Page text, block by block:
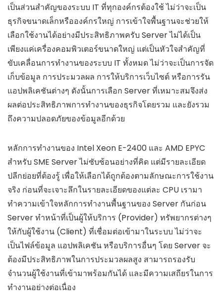
เป็นส่วนสำคัญของระบบ IT ที่ทุกองค์กรต้องใช้ ไม่ว่าจะเป็น
ธุรกิจขนาดเล็กหรือองค์กรใหญ่ การเข้าใจพื้นฐานจะช่วยให้
เลือกใช้งานได้อย่างมีประสิทธิภาพครับ Server ไม่ได้เป็น
เพียงแค่เครื่องคอมพิวเตอร์ขนาดใหญ่ แต่เป็นหัวใจสำคัญที่
ขับเคลื่อนการทำงานของระบบ IT ทั้งหมด ไม่ว่าจะเป็นการจัด
เก็บข้อมูล การประมวลผล การให้บริการเว็บไซต์ หรือการรัน
แอปพลิเคชันต่างๆ ดังนั้นการเลือก Server ที่เหมาะสมจึงส่ง
ผลต่อประสิทธิภาพการทำงานของธุรกิจโดยรวม และยังรวม
ถึงความปลอดภัยของข้อมูลอีกด้วย
หลักการทำงานของ Intel Xeon E-2400 และ AMD EPYC
สำหรับ SME Server ไม่ซับซ้อนอย่างที่คิด แต่มีรายละเอียด
ปลีกย่อยที่ต้องรู้ เพื่อให้เลือกได้ถูกต้องตามลักษณะการใช้งาน
จริง ก่อนที่จะเจาะลึกในรายละเอียดของแต่ละ CPU เรามา
ทำความเข้าใจหลักการทำงานพื้นฐานของ Server กันก่อน
Server ทำหน้าที่เป็นผู้ให้บริการ (Provider) ทรัพยากรต่างๆ
ให้กับผู้ใช้งาน (Client) ที่เชื่อมต่อเข้ามาในระบบ ไม่ว่าจะ
เป็นไฟล์ข้อมูล แอปพลิเคชัน หรือบริการอื่นๆ โดย Server จะ
ต้องมีประสิทธิภาพในการประมวลผลสูง สามารถรองรับ
จำนวนผู้ใช้งานที่เข้ามาพร้อมกันได้ และมีความเสถียรในการ
ทำงานอย่างต่อเนื่อง